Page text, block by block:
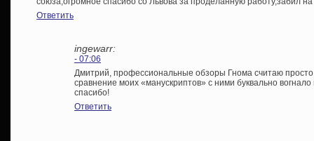
Ответить
ingewarr:
- 07:06
Дмитрий, профессиональные обзоры Гнома считаю
сравнение моих «манускриптов» с ними буквально
спасибо!
Ответить